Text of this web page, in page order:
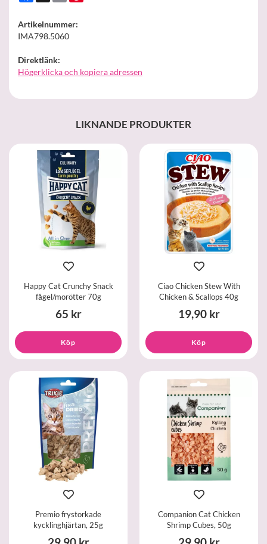
Artikelnummer:
IMA798.5060
Direktlänk:
Högerklicka och kopiera adressen
LIKNANDE PRODUKTER
Happy Cat Crunchy Snack
fågel/morötter 70g
65 kr
Köp
Ciao Chicken Stew With
Chicken & Scallops 40g
19,90 kr
Köp
Premio frystorkade
kycklinghjärtan, 25g
Companion Cat Chicken
Shrimp Cubes, 50g